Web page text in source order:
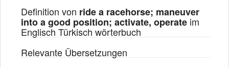
Definition von ride a racehorse; maneuver
into a good position; activate, operate im
Englisch Türkisch wörterbuch
Relevante Übersetzungen